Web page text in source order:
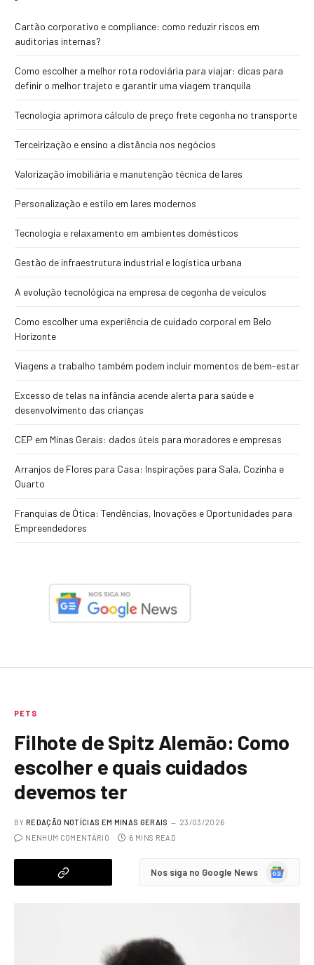
Cartão corporativo e compliance: como reduzir riscos em
auditorias internas?
Como escolher a melhor rota rodoviária para viajar: dicas para
definir o melhor trajeto e garantir uma viagem tranquila
Tecnologia aprimora cálculo de preço frete cegonha no transporte
Terceirização e ensino a distância nos negócios
Valorização imobiliária e manutenção técnica de lares
Personalização e estilo em lares modernos
Tecnologia e relaxamento em ambientes domésticos
Gestão de infraestrutura industrial e logística urbana
A evolução tecnológica na empresa de cegonha de veículos
Como escolher uma experiência de cuidado corporal em Belo
Horizonte
Viagens a trabalho também podem incluir momentos de bem-estar
Excesso de telas na infância acende alerta para saúde e
desenvolvimento das crianças
CEP em Minas Gerais: dados úteis para moradores e empresas
Arranjos de Flores para Casa: Inspirações para Sala, Cozinha e
Quarto
Franquias de Ótica: Tendências, Inovações e Oportunidades para
Empreendedores
PETS
Filhote de Spitz Alemão: Como
escolher e quais cuidados
devemos ter
BY REDAÇÃO NOTÍCIAS EM MINAS GERAIS
23/03/2026
NENHUM COMENTÁRIO
6 MINS READ
Nos siga no Google News
Google